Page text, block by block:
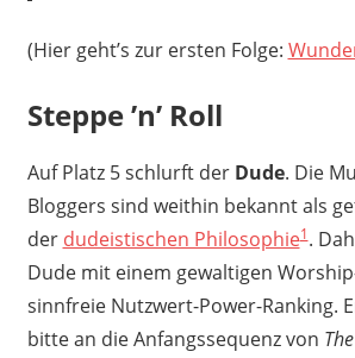
(Hier geht’s zur ersten Folge:
Steppe ’n’ Roll
Auf Platz 5 schlurft der Dude. Die
Bloggers sind weithin bekannt als
der dudeistischen Philosophie1.
Dude mit einem gewaltigen
sinnfreie Nutzwert-Power-Ranking.
bitte an die Anfangssequenz von